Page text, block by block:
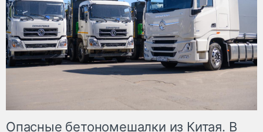
Опасные бетономешалки из Китая. В